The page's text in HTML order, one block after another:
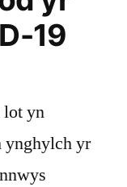
19
lot yn
ynghylch yr